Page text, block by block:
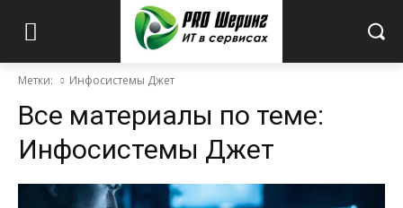
Метки: Инфосистемы Джет
Все материалы по теме:
Инфосистемы Джет